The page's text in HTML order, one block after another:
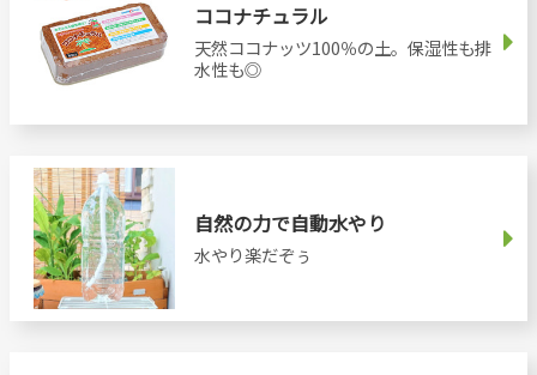
ココナチュラル
天然ココナッツ100％の土。保湿性も排
水性も◎
自然の力で自動水やり
水やり楽だぞぅ